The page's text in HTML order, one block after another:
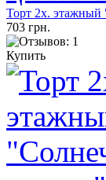
Торт 2х. этажный
703 грн.
Купить